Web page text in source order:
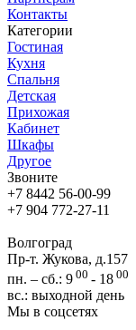
Контакты
Категории
Гостиная
Кухня
Спальня
Детская
Прихожая
Кабинет
Шкафы
Другое
Звоните
+7 8442 56-00-99
+7 904 772-27-11
Волгоград
Пр-т. Жукова, д.157
пн. – сб.: 9 00 - 18 00
вс.: выходной день
Мы в соцсетях